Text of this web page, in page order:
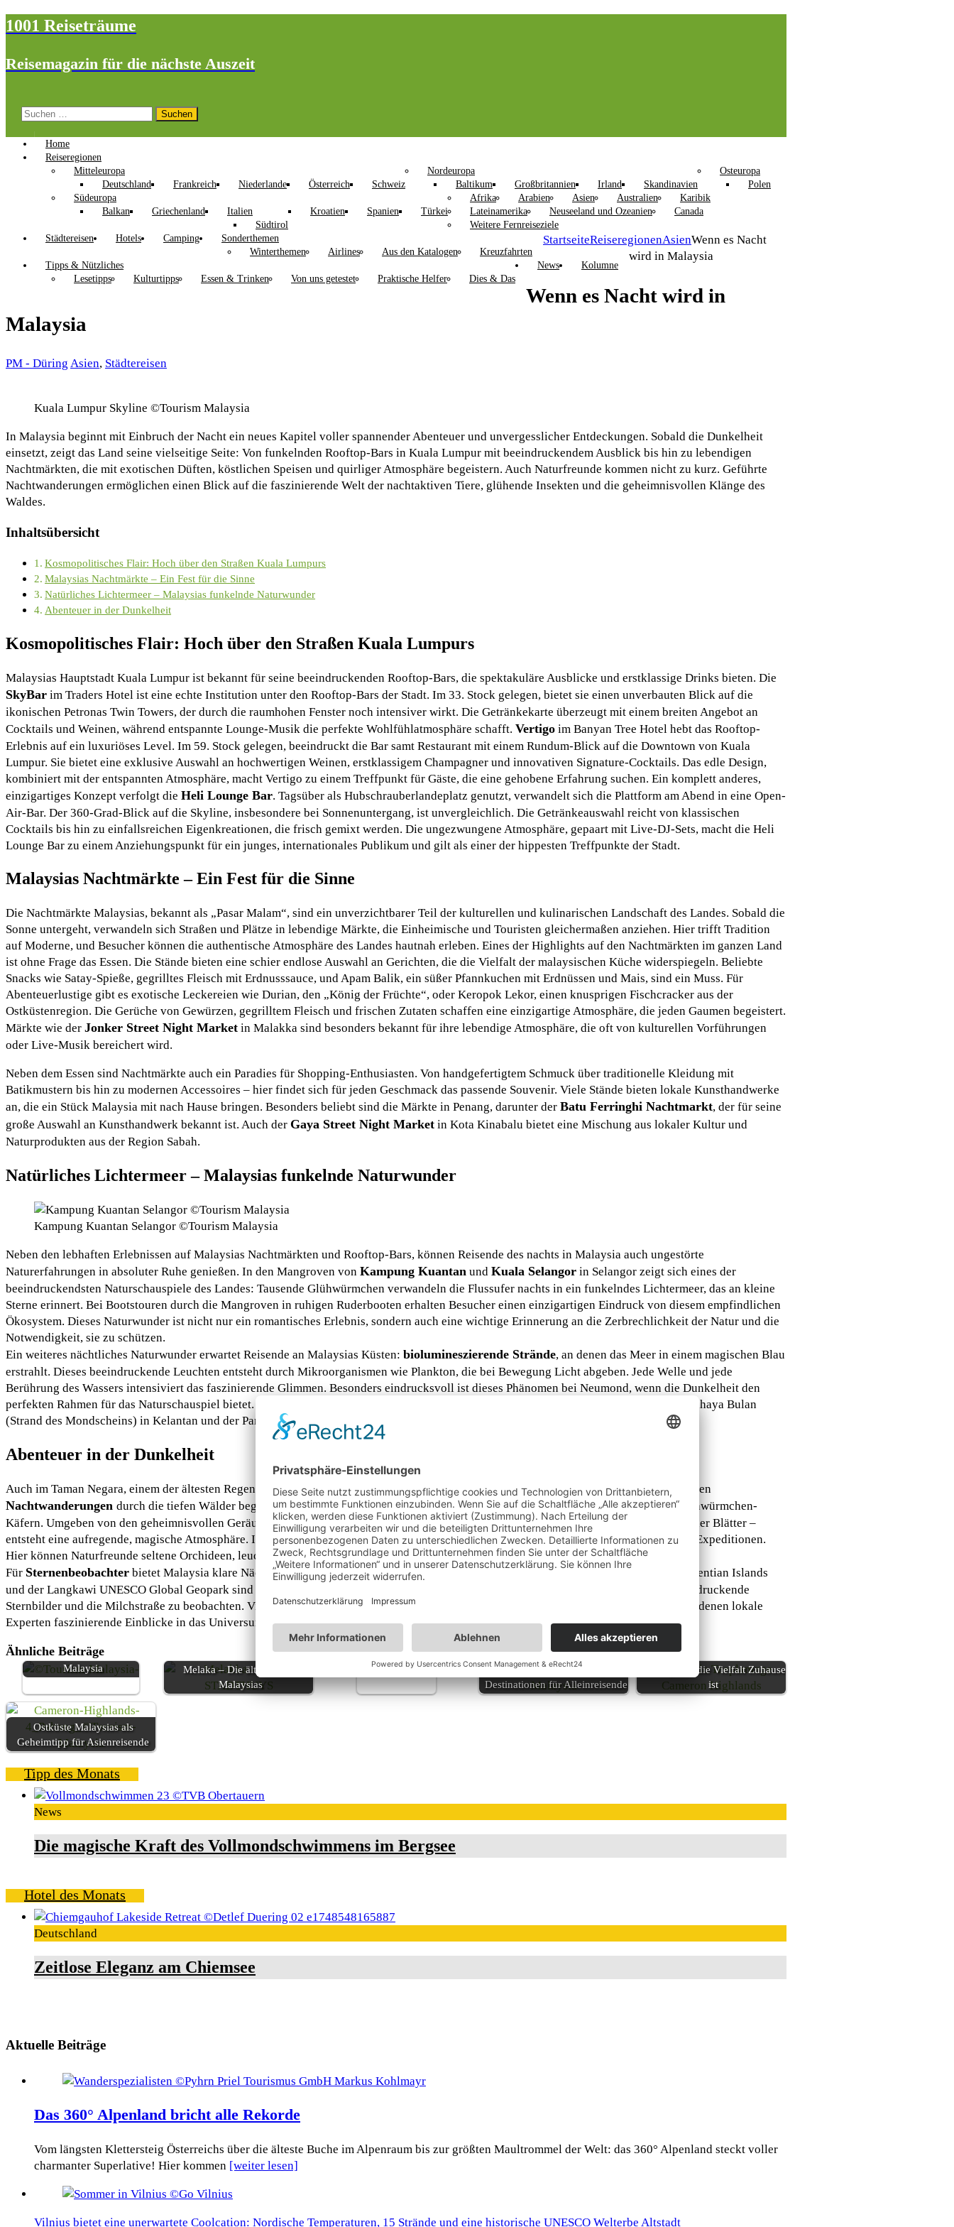
1001 Reiseträume
Reisemagazin für die nächste Auszeit
Suchen
Home
Reiseregionen
Mitteleuropa
Deutschland
Frankreich Niederlande Österreich Schweiz
Nordeuropa
Baltikum
Großbritannien Irland Skandinavien
Osteuropa
Polen
Südeuropa
Balkan
Griechenland
Italien
Südtirol
Kroatien Spanien Türkei
Afrika Arabien Asien Australien
Karibik
Lateinamerika
Neuseeland und Ozeanien
Canada
Weitere Fernreiseziele
Städtereisen
Hotels Camping
Sonderthemen
Winterthemen
Airlines Aus den Katalogen
Kreuzfahrten
Tipps & Nützliches
Lesetipps
Kulturtipps Essen & Trinken Von uns getestet Praktische Helfer Dies & Das
News Kolumne
StartseiteReiseregionenAsienWenn es Nacht
wird in Malaysia
Wenn es Nacht wird in
Malaysia
PM - Düring Asien, Städtereisen
Kuala Lumpur Skyline ©Tourism Malaysia
In Malaysia beginnt mit Einbruch der Nacht ein neues Kapitel voller spannender Abenteuer und unvergesslicher Entdeckungen. Sobald die Dunkelheit
einsetzt, zeigt das Land seine vielseitige Seite: Von funkelnden Rooftop-Bars in Kuala Lumpur mit beeindruckendem Ausblick bis hin zu lebendigen
Nachtmärkten, die mit exotischen Düften, köstlichen Speisen und quirliger Atmosphäre begeistern. Auch Naturfreunde kommen nicht zu kurz. Geführte
Nachtwanderungen ermöglichen einen Blick auf die faszinierende Welt der nachtaktiven Tiere, glühende Insekten und die geheimnisvollen Klänge des
Waldes.
Inhaltsübersicht
Kosmopolitisches Flair: Hoch über den Straßen Kuala Lumpurs
Malaysias Nachtmärkte – Ein Fest für die Sinne
Natürliches Lichtermeer – Malaysias funkelnde Naturwunder
Abenteuer in der Dunkelheit
Kosmopolitisches Flair: Hoch über den Straßen Kuala Lumpurs
Malaysias Hauptstadt Kuala Lumpur ist bekannt für seine beeindruckenden Rooftop-Bars, die spektakuläre Ausblicke und erstklassige Drinks bieten. Die
SkyBar im Traders Hotel ist eine echte Institution unter den Rooftop-Bars der Stadt. Im 33. Stock gelegen, bietet sie einen unverbauten Blick auf die
ikonischen Petronas Twin Towers, der durch die raumhohen Fenster noch intensiver wirkt. Die Getränkekarte überzeugt mit einem breiten Angebot an
Cocktails und Weinen, während entspannte Lounge-Musik die perfekte Wohlfühlatmosphäre schafft. Vertigo im Banyan Tree Hotel hebt das Rooftop-
Erlebnis auf ein luxuriöses Level. Im 59. Stock gelegen, beeindruckt die Bar samt Restaurant mit einem Rundum-Blick auf die Downtown von Kuala
Lumpur. Sie bietet eine exklusive Auswahl an hochwertigen Weinen, erstklassigem Champagner und innovativen Signature-Cocktails. Das edle Design,
kombiniert mit der entspannten Atmosphäre, macht Vertigo zu einem Treffpunkt für Gäste, die eine gehobene Erfahrung suchen. Ein komplett anderes,
einzigartiges Konzept verfolgt die Heli Lounge Bar. Tagsüber als Hubschrauberlandeplatz genutzt, verwandelt sich die Plattform am Abend in eine Open-
Air-Bar. Der 360-Grad-Blick auf die Skyline, insbesondere bei Sonnenuntergang, ist unvergleichlich. Die Getränkeauswahl reicht von klassischen
Cocktails bis hin zu einfallsreichen Eigenkreationen, die frisch gemixt werden. Die ungezwungene Atmosphäre, gepaart mit Live-DJ-Sets, macht die Heli
Lounge Bar zu einem Anziehungspunkt für ein junges, internationales Publikum und gilt als einer der hippesten Treffpunkte der Stadt.
Malaysias Nachtmärkte – Ein Fest für die Sinne
Die Nachtmärkte Malaysias, bekannt als „Pasar Malam“, sind ein unverzichtbarer Teil der kulturellen und kulinarischen Landschaft des Landes. Sobald die
Sonne untergeht, verwandeln sich Straßen und Plätze in lebendige Märkte, die Einheimische und Touristen gleichermaßen anziehen. Hier trifft Tradition
auf Moderne, und Besucher können die authentische Atmosphäre des Landes hautnah erleben. Eines der Highlights auf den Nachtmärkten im ganzen Land
ist ohne Frage das Essen. Die Stände bieten eine schier endlose Auswahl an Gerichten, die die Vielfalt der malaysischen Küche widerspiegeln. Beliebte
Snacks wie Satay-Spieße, gegrilltes Fleisch mit Erdnusssauce, und Apam Balik, ein süßer Pfannkuchen mit Erdnüssen und Mais, sind ein Muss. Für
Abenteuerlustige gibt es exotische Leckereien wie Durian, den „König der Früchte“, oder Keropok Lekor, einen knusprigen Fischcracker aus der
Ostküstenregion. Die Gerüche von Gewürzen, gegrilltem Fleisch und frischen Zutaten schaffen eine einzigartige Atmosphäre, die jeden Gaumen begeistert.
Märkte wie der Jonker Street Night Market in Malakka sind besonders bekannt für ihre lebendige Atmosphäre, die oft von kulturellen Vorführungen
oder Live-Musik bereichert wird.
Neben dem Essen sind Nachtmärkte auch ein Paradies für Shopping-Enthusiasten. Von handgefertigtem Schmuck über traditionelle Kleidung mit
Batikmustern bis hin zu modernen Accessoires – hier findet sich für jeden Geschmack das passende Souvenir. Viele Stände bieten lokale Kunsthandwerke
an, die ein Stück Malaysia mit nach Hause bringen. Besonders beliebt sind die Märkte in Penang, darunter der Batu Ferringhi Nachtmarkt, der für seine
große Auswahl an Kunsthandwerk bekannt ist. Auch der Gaya Street Night Market in Kota Kinabalu bietet eine Mischung aus lokaler Kultur und
Naturprodukten aus der Region Sabah.
Natürliches Lichtermeer – Malaysias funkelnde Naturwunder
Kampung Kuantan Selangor ©Tourism Malaysia
Neben den lebhaften Erlebnissen auf Malaysias Nachtmärkten und Rooftop-Bars, können Reisende des nachts in Malaysia auch ungestörte
Naturerfahrungen in absoluter Ruhe genießen. In den Mangroven von Kampung Kuantan und Kuala Selangor in Selangor zeigt sich eines der
beeindruckendsten Naturschauspiele des Landes: Tausende Glühwürmchen verwandeln die Flussufer nachts in ein funkelndes Lichtermeer, das an kleine
Sterne erinnert. Bei Bootstouren durch die Mangroven in ruhigen Ruderbooten erhalten Besucher einen einzigartigen Eindruck von diesem empfindlichen
Ökosystem. Dieses Naturwunder ist nicht nur ein romantisches Erlebnis, sondern auch eine wichtige Erinnerung an die Zerbrechlichkeit der Natur und die
Notwendigkeit, sie zu schützen.
Ein weiteres nächtliches Naturwunder erwartet Reisende an Malaysias Küsten: biolumineszierende Strände, an denen das Meer in einem magischen Blau
erstrahlt. Dieses beeindruckende Leuchten entsteht durch Mikroorganismen wie Plankton, die bei Bewegung Licht abgeben. Jede Welle und jede
Berührung des Wassers intensiviert das faszinierende Glimmen. Besonders eindrucksvoll ist dieses Phänomen bei Neumond, wenn die Dunkelheit den
perfekten Rahmen für das Naturschauspiel bietet. Zu den beliebtesten Orten, um dieses seltene Phänomen zu erleben, zählen der Pantai Cahaya Bulan
(Strand des Mondscheins) in Kelantan und der Pantai Tusan in Sarawak.
Abenteuer in der Dunkelheit
Auch im Taman Negara, einem der ältesten Regenwälder der Welt, erwacht nach Sonnenuntergang eine völlig neue Naturwelt. Auf geführten
Nachtwanderungen durch die tiefen Wälder begegnen Besucher nachtaktiven Tieren wie fliegenden Lemuren, Baumschlangen und Glühwürmchen-
Käfern. Umgeben von den geheimnisvollen Geräuschen der Nacht – dem Zirpen der Insekten, dem Rufen der Frösche und dem Rascheln der Blätter –
entsteht eine aufregende, magische Atmosphäre. Im Kinabalu-Park in Sabah, einem UNESCO-Weltnaturerbe, warten ebenfalls nächtliche Expeditionen.
Hier können Naturfreunde seltene Orchideen, leuchtende Pilze und die majestätischen Rufe des Hornvogels erleben.
Für Sternenbeobachter bietet Malaysia klare Nächte unter einem spektakulären Himmel. Regionen wie die Cameron Highlands, die Perhentian Islands
und der Langkawi UNESCO Global Geopark sind für ihre geringe Lichtverschmutzung bekannt und bieten ideale Bedingungen, um beeindruckende
Sternbilder und die Milchstraße zu beobachten. Viele Resorts in diesen Regionen organisieren spezielle Sternenbeobachtungsabende, bei denen lokale
Experten faszinierende Einblicke in das Universum geben.
Ähnliche Beiträge
Selangor - Das Tor zu
Malaysia
Melaka – Die älteste Stadt
Malaysias
Malaysia – Land
der Superlative
Malaysia auch eine Top-
Destinationen für Alleinreisende
Pahang: Wo die Vielfalt Zuhause
ist
Ostküste Malaysias als
Geheimtipp für Asienreisende
Tipp des Monats
News
Die magische Kraft des Vollmondschwimmens im Bergsee
Hotel des Monats
Deutschland
Zeitlose Eleganz am Chiemsee
Aktuelle Beiträge
Das 360° Alpenland bricht alle Rekorde
Vom längsten Klettersteig Österreichs über die älteste Buche im Alpenraum bis zur größten Maultrommel der Welt: das 360° Alpenland steckt voller
charmanter Superlative! Hier kommen [weiter lesen]
Vilnius bietet eine unerwartete Coolcation: Nordische Temperaturen, 15 Strände und eine historische UNESCO Welterbe Altstadt